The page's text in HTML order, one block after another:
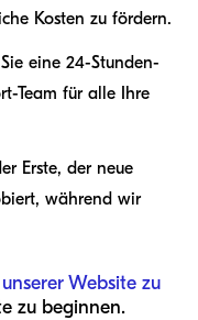
Kosten zu fördern.
eine 24-Stunden-
Team für alle Ihre
Erste, der neue
während wir
Website zu
zu beginnen.